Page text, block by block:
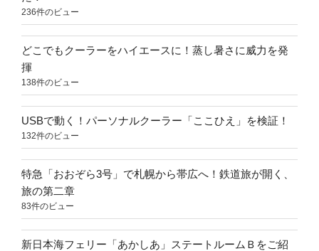
236件のビュー
どこでもクーラーをハイエースに！蒸し暑さに威力を発
揮
138件のビュー
USBで動く！パーソナルクーラー「ここひえ」を検証！
132件のビュー
特急「おおぞら3号」で札幌から帯広へ！鉄道旅が開く、
旅の第二章
83件のビュー
新日本海フェリー「あかしあ」ステートルームＢをご紹